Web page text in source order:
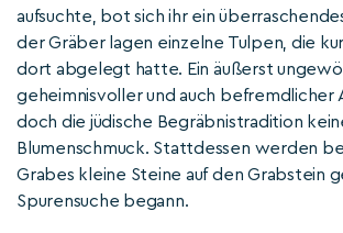
aufsuchte, bot sich ihr ein
der Gräber lagen einzelne Tulpen, die
dort abgelegt hatte. Ein äußerst
geheimnisvoller und auch befremdlicher
doch die jüdische Begräbnistradition
Blumenschmuck. Stattdessen werden
Grabes kleine Steine auf den Grabstein
Spurensuche begann.